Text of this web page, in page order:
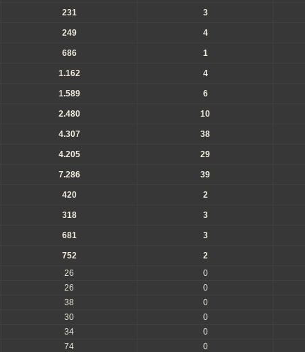
231 3
249 4
686 1
1.162 4
1.589 6
2.480 10
4.307 38
4.205 29
7.286 39
420 2
318 3
681 3
752 2
26 0
26 0
38 0
30 0
34 0
74 0